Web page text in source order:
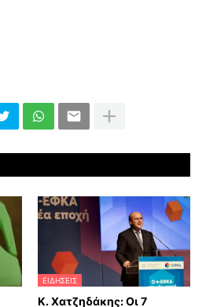
ΕΙΔΗΣΕΙΣ
Κ. Χατζηδάκης: Οι 7